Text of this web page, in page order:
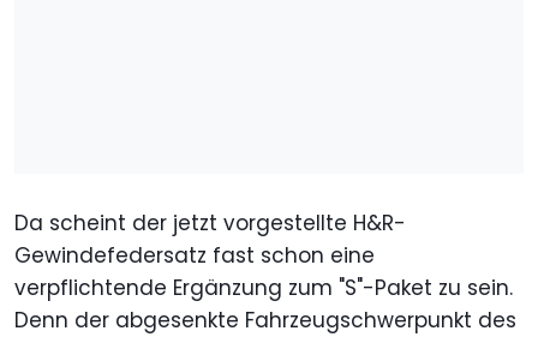
Da scheint der jetzt vorgestellte H&R-
Gewindefedersatz fast schon eine
verpflichtende Ergänzung zum "S"-Paket zu sein.
Denn der abgesenkte Fahrzeugschwerpunkt des